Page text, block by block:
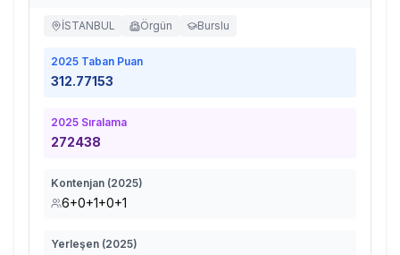
İSTANBUL Örgün Burslu
2025 Taban Puan
312.77153
2025 Sıralama
272438
Kontenjan (2025)
6+0+1+0+1
Yerleşen (2025)